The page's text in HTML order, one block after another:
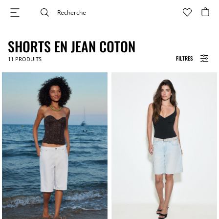
FILTRES
SHORTS EN JEAN COTON
11 PRODUITS